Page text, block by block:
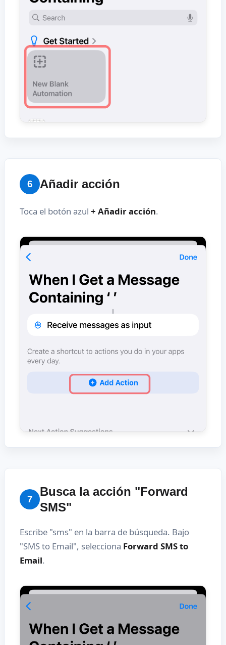
6 Añadir acción
Toca el botón azul + Añadir acción.
7
Busca la acción "Forward
SMS"
Escribe "sms" en la barra de búsqueda. Bajo
"SMS to Email", selecciona Forward SMS to
Email.